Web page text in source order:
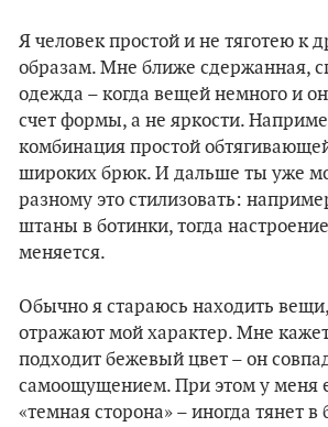
Я человек простой и не тяготею к
образам. Мне ближе сдержанная,
одежда – когда вещей немного и
счет формы, а не яркости.
комбинация простой
широких брюк. И дальше ты уже
разному это стилизовать:
штаны в ботинки, тогда
меняется.
Обычно я стараюсь находить
отражают мой характер. Мне
подходит бежевый цвет – он
самоощущением. При этом у меня
«темная сторона» – иногда тянет